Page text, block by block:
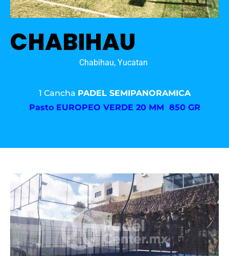
CHABIHAU
Chabihau, Yucatan
1 Cancha PADEL SEMIPANORAMICA
Pasto EUROPEO VERDE 20 MM 850 GR